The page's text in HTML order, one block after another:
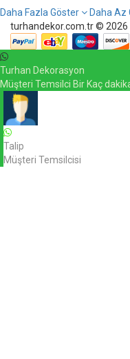
Daha Fazla Göster
Daha Az
turhandekor.com.tr © 2026
Turhan Dekorasyon
Müşteri Temsilci Bir Kaç
Talip
Müşteri Temsilcisi